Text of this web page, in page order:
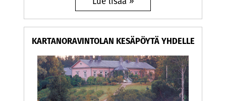
KARTANORAVINTOLAN KESÄPÖYTÄ YHDELLE